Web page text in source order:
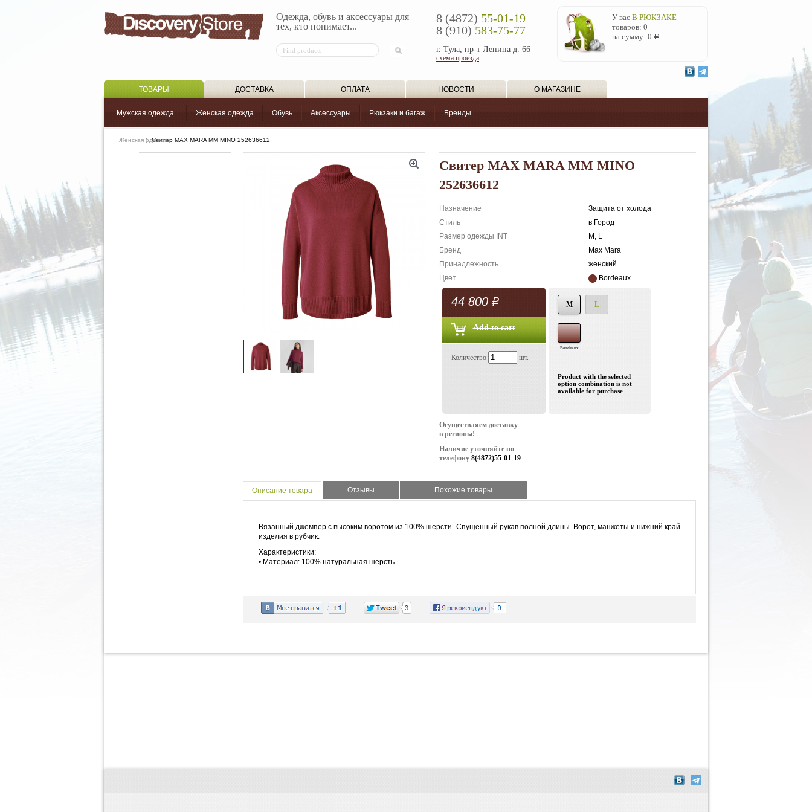
Одежда, обувь и аксессуары для
тех, кто понимает...
8 (4872) 55-01-19
8 (910) 583-75-77
г. Тула, пр-т Ленина д. 66
схема проезда
У вас В РЮКЗАКЕ
товаров: 0
на сумму: 0 Р
ТОВАРЫ ДОСТАВКА ОПЛАТА НОВОСТИ О МАГАЗИНЕ
Мужская одежда Женская одежда Обувь Аксессуары Рюкзаки и багаж Бренды
Женская одеждаСвитер MAX MARA MM MINO 252636612
Свитер MAX MARA MM MINO
252636612
Назначение
Защита от холода
Стиль
в Город
Размер одежды INT
M, L
Бренд
Max Mara
Принадлежность
женский
Цвет
Bordeaux
44 800 Р M L
Bordeaux
Product with the selected
option combination is not
available for purchase
Количество шт.
Осуществляем доставку
в регионы!
Наличие уточняйте по
телефону 8(4872)55-01-19
Описание товара Отзывы Похожие товары
Вязанный джемпер с высоким воротом из 100% шерсти. Спущенный рукав полной длины. Ворот, манжеты и нижний край
изделия в рубчик.
Характеристики:
• Материал: 100% натуральная шерсть